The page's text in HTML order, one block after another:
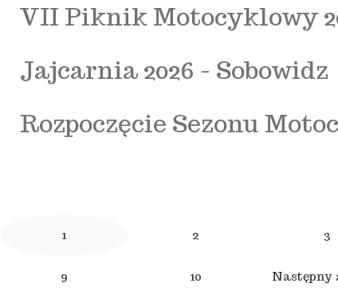
VII Piknik Motocyklowy
Jajcarnia 2026 - Sobowidz
Rozpoczęcie Sezonu
1 2 3
9 10 Następny